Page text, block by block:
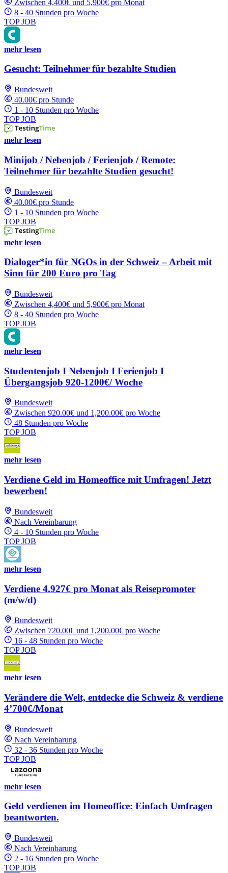
Zwischen 4,400€ und 5,900€ pro Monat
8 - 40 Stunden pro Woche
TOP JOB
mehr lesen
Gesucht: Teilnehmer für bezahlte Studien
Bundesweit
40.00€ pro Stunde
1 - 10 Stunden pro Woche
TOP JOB
mehr lesen
Minijob / Nebenjob / Ferienjob / Remote:
Teilnehmer für bezahlte Studien gesucht!
Bundesweit
40.00€ pro Stunde
1 - 10 Stunden pro Woche
TOP JOB
mehr lesen
Dialoger*in für NGOs in der Schweiz – Arbeit mit
Sinn für 200 Euro pro Tag
Bundesweit
Zwischen 4,400€ und 5,900€ pro Monat
8 - 40 Stunden pro Woche
TOP JOB
mehr lesen
Studentenjob I Nebenjob I Ferienjob I
Übergangsjob 920-1200€/ Woche
Bundesweit
Zwischen 920.00€ und 1,200.00€ pro Woche
48 Stunden pro Woche
TOP JOB
mehr lesen
Verdiene Geld im Homeoffice mit Umfragen! Jetzt
bewerben!
Bundesweit
Nach Vereinbarung
4 - 10 Stunden pro Woche
TOP JOB
mehr lesen
Verdiene 4.927€ pro Monat als Reisepromoter
(m/w/d)
Bundesweit
Zwischen 720.00€ und 1,200.00€ pro Woche
16 - 48 Stunden pro Woche
TOP JOB
mehr lesen
Verändere die Welt, entdecke die Schweiz & verdiene
4’700€/Monat
Bundesweit
Nach Vereinbarung
32 - 36 Stunden pro Woche
TOP JOB
mehr lesen
Geld verdienen im Homeoffice: Einfach Umfragen
beantworten.
Bundesweit
Nach Vereinbarung
2 - 16 Stunden pro Woche
TOP JOB